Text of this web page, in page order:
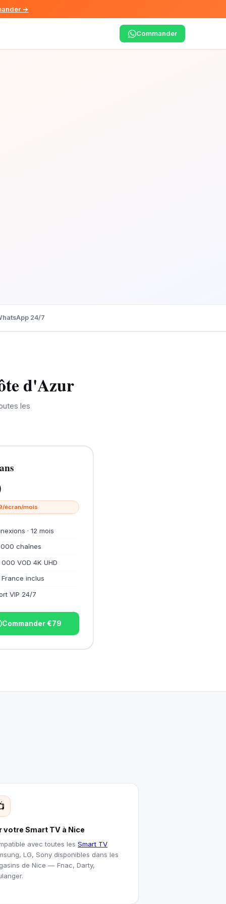
→
Commander
24/7
d'Azur
les
écran/mois
· 12 mois
chaînes
VOD 4K UHD
inclus
VIP 24/7
Commander €79
votre Smart TV à Nice
avec toutes lesSmart TV
LG, Sony disponibles dans les
de Nice — Fnac, Darty,